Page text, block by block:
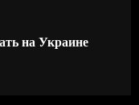
на Украине